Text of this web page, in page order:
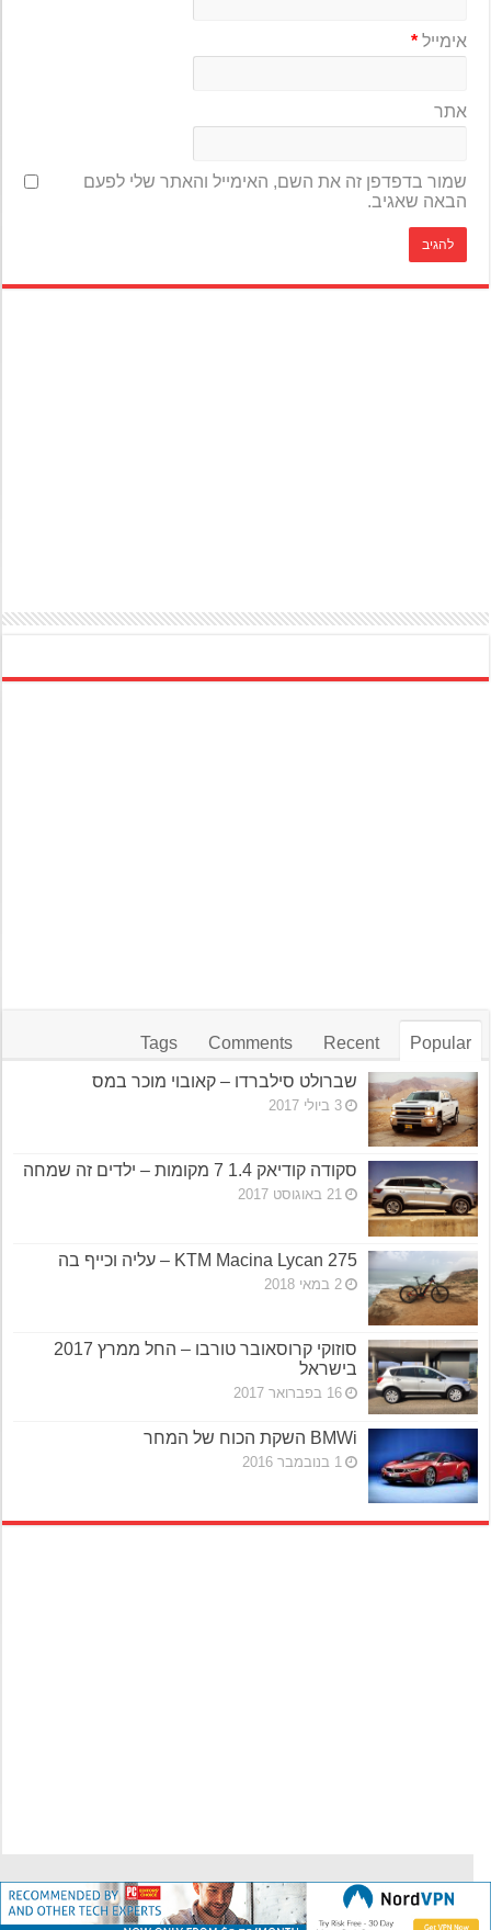
אימייל*
אתר
שמור בדפדפן זה את השם, האימייל והאתר שלי לפעם
הבאה שאגיב.
Popular
Recent
Comments
Tags
שברולט סילברדו – קאובוי מוכר במס
3 ביולי 2017
סקודה קודיאק 1.4 7 מקומות – ילדים זה שמחה
21 באוגוסט 2017
KTM Macina Lycan 275 – עליה וכייף בה
2 במאי 2018
סוזוקי קרוסאובר טורבו – החל ממרץ 2017
בישראל
16 בפברואר 2017
BMWi השקת הכוח של המחר
1 בנובמבר 2016